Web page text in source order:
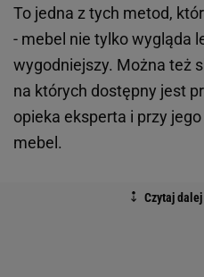
To jedna z tych metod,
- mebel nie tylko wygląda
wygodniejszy. Można też
na których dostępny jest
opieka eksperta i przy
mebel.